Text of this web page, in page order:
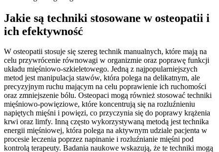
Jakie są techniki stosowane w osteopatii i
ich efektywność
W osteopatii stosuje się szereg technik manualnych, które mają na
celu przywrócenie równowagi w organizmie oraz poprawę funkcji
układu mięśniowo-szkieletowego. Jedną z najpopularniejszych
metod jest manipulacja stawów, która polega na delikatnym, ale
precyzyjnym ruchu mającym na celu poprawienie ich ruchomości
oraz zmniejszenie bólu. Osteopaci mogą również stosować techniki
mięśniowo-powięziowe, które koncentrują się na rozluźnieniu
napiętych mięśni i powięzi, co przyczynia się do poprawy krążenia
krwi oraz limfy. Inną często wykorzystywaną metodą jest technika
energii mięśniowej, która polega na aktywnym udziale pacjenta w
procesie leczenia poprzez napinanie i rozluźnianie mięśni pod
kontrolą terapeuty. Badania naukowe wskazują, że te techniki mogą